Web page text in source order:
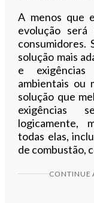
A menos que
evolução será
consumidores.
solução mais
e exigências
ambientais ou
solução que
exigências
logicamente,
todas elas,
de combustão,
CONTINUE